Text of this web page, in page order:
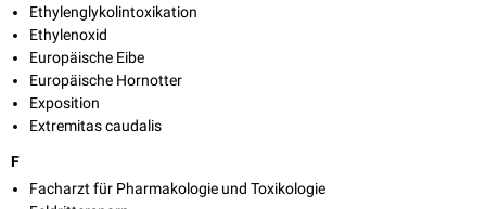
Ethylenglykolintoxikation
Ethylenoxid
Europäische Eibe
Europäische Hornotter
Exposition
Extremitas caudalis
F
Facharzt für Pharmakologie und Toxikologie